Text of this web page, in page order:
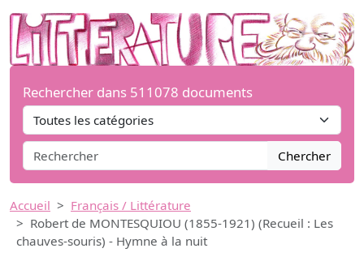
Rechercher dans 511078 documents
Chercher
Accueil
Français / Littérature
Robert de MONTESQUIOU (1855-1921) (Recueil : Les
chauves-souris) - Hymne à la nuit